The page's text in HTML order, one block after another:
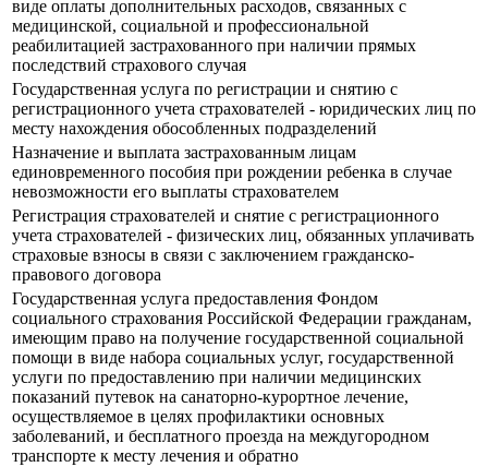
виде оплаты дополнительных расходов, связанных с
медицинской, социальной и профессиональной
реабилитацией застрахованного при наличии прямых
последствий страхового случая
Государственная услуга по регистрации и снятию с
регистрационного учета страхователей - юридических лиц по
месту нахождения обособленных подразделений
Назначение и выплата застрахованным лицам
единовременного пособия при рождении ребенка в случае
невозможности его выплаты страхователем
Регистрация страхователей и снятие с регистрационного
учета страхователей - физических лиц, обязанных уплачивать
страховые взносы в связи с заключением гражданско-
правового договора
Государственная услуга предоставления Фондом
социального страхования Российской Федерации гражданам,
имеющим право на получение государственной социальной
помощи в виде набора социальных услуг, государственной
услуги по предоставлению при наличии медицинских
показаний путевок на санаторно-курортное лечение,
осуществляемое в целях профилактики основных
заболеваний, и бесплатного проезда на междугородном
транспорте к месту лечения и обратно